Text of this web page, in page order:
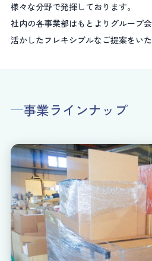
様々な分野で発揮しております。
社内の各事業部はもとよりグループ
活かしたフレキシブルなご提案をいた
事業ラインナップ